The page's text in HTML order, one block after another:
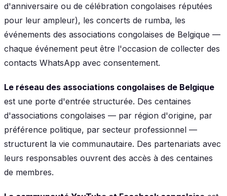
d'anniversaire ou de célébration congolaises réputées
pour leur ampleur), les concerts de rumba, les
événements des associations congolaises de Belgique —
chaque événement peut être l'occasion de collecter des
contacts WhatsApp avec consentement.
Le réseau des associations congolaises de Belgique
est une porte d'entrée structurée. Des centaines
d'associations congolaises — par région d'origine, par
préférence politique, par secteur professionnel —
structurent la vie communautaire. Des partenariats avec
leurs responsables ouvrent des accès à des centaines
de membres.